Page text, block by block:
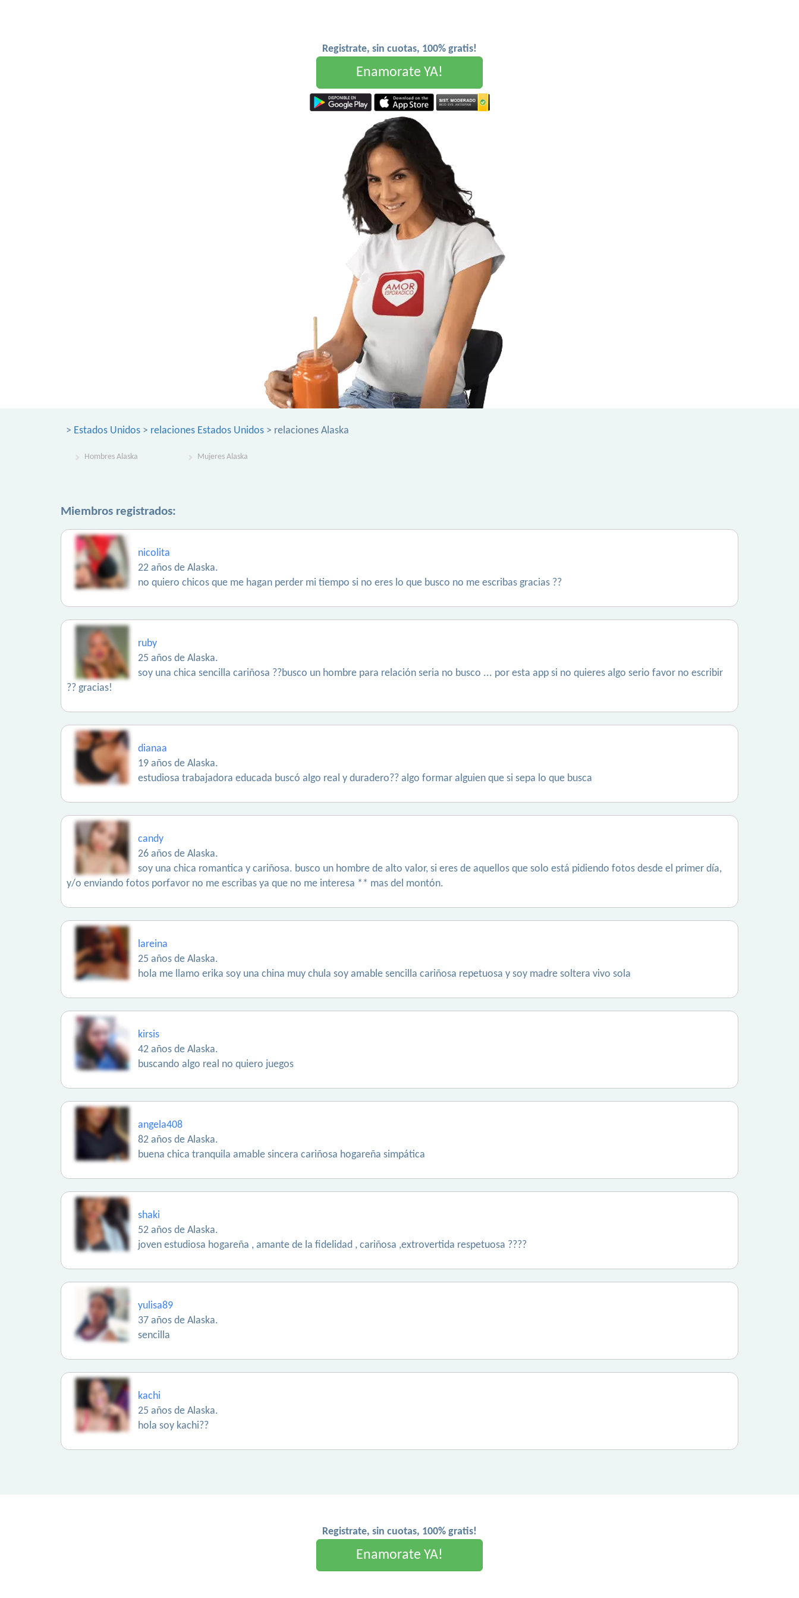
Registrate, sin cuotas, 100% gratis!
Enamorate YA!
> Estados Unidos > relaciones Estados Unidos > relaciones Alaska
Hombres Alaska Mujeres Alaska
Miembros registrados:
nicolita
22 años de Alaska.
no quiero chicos que me hagan perder mi tiempo si no eres lo que busco no me escribas gracias ??
ruby
25 años de Alaska.
soy una chica sencilla cariñosa ??busco un hombre para relación seria no busco ... por esta app si no quieres algo serio favor no escribir
?? gracias!
dianaa
19 años de Alaska.
estudiosa trabajadora educada buscó algo real y duradero?? algo formar alguien que si sepa lo que busca
candy
26 años de Alaska.
soy una chica romantica y cariñosa. busco un hombre de alto valor, si eres de aquellos que solo está pidiendo fotos desde el primer día,
y/o enviando fotos porfavor no me escribas ya que no me interesa ** mas del montón.
lareina
25 años de Alaska.
hola me llamo erika soy una china muy chula soy amable sencilla cariñosa repetuosa y soy madre soltera vivo sola
kirsis
42 años de Alaska.
buscando algo real no quiero juegos
angela408
82 años de Alaska.
buena chica tranquila amable sincera cariñosa hogareña simpática
shaki
52 años de Alaska.
joven estudiosa hogareña , amante de la fidelidad , cariñosa ,extrovertida respetuosa ????
yulisa89
37 años de Alaska.
sencilla
kachi
25 años de Alaska.
hola soy kachi??
Registrate, sin cuotas, 100% gratis!
Enamorate YA!